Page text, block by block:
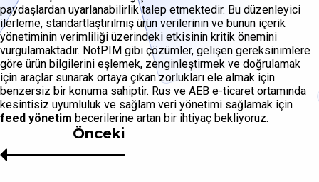
paydaşlardan uyarlanabilirlik talep etmektedir. Bu düzenleyici
ilerleme, standartlaştırılmış ürün verilerinin ve bunun içerik
yönetiminin verimliliği üzerindeki etkisinin kritik önemini
vurgulamaktadır. NotPIM gibi çözümler, gelişen gereksinimlere
göre ürün bilgilerini eşlemek, zenginleştirmek ve doğrulamak
için araçlar sunarak ortaya çıkan zorlukları ele almak için
benzersiz bir konuma sahiptir. Rus ve AEB e-ticaret ortamında
kesintisiz uyumluluk ve sağlam veri yönetimi sağlamak için
feed yönetim becerilerine artan bir ihtiyaç bekliyoruz.
Önceki